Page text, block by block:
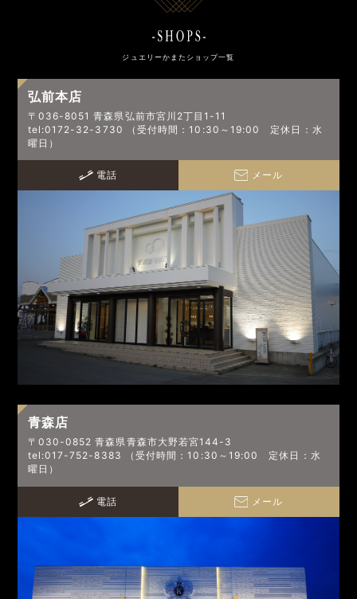
ジュエリーかまたショップ一覧
弘前本店
〒036-8051 青森県弘前市宮川2丁目1-11
tel:0172-32-3730 （受付時間：10:30～19:00 定休日：水
曜日）
電話 メール
青森店
〒030-0852 青森県青森市大野若宮144-3
tel:017-752-8383 （受付時間：10:30～19:00 定休日：水
曜日）
電話 メール